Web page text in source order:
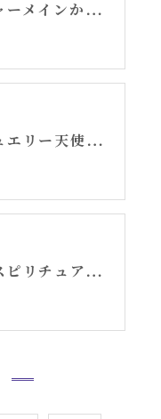
セントジャーメインからのメッセージ・水瓶座新月アリーシャ
お守りジュエリー天使の羽根シルバーピアス
白衣観音スピリチュアル女神開花チーム活動記録YouTube②